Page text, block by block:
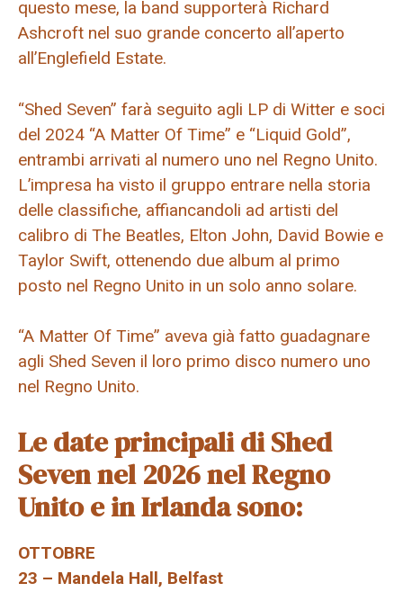
questo mese, la band supporterà Richard
Ashcroft nel suo grande concerto all’aperto
all’Englefield Estate.
“Shed Seven” farà seguito agli LP di Witter e soci
del 2024 “A Matter Of Time” e “Liquid Gold”,
entrambi arrivati ​​al numero uno nel Regno Unito.
L’impresa ha visto il gruppo entrare nella storia
delle classifiche, affiancandoli ad artisti del
calibro di The Beatles, Elton John, David Bowie e
Taylor Swift, ottenendo due album al primo
posto nel Regno Unito in un solo anno solare.
“A Matter Of Time” aveva già fatto guadagnare
agli Shed Seven il loro primo disco numero uno
nel Regno Unito.
Le date principali di Shed
Seven nel 2026 nel Regno
Unito e in Irlanda sono:
OTTOBRE
23 – Mandela Hall, Belfast